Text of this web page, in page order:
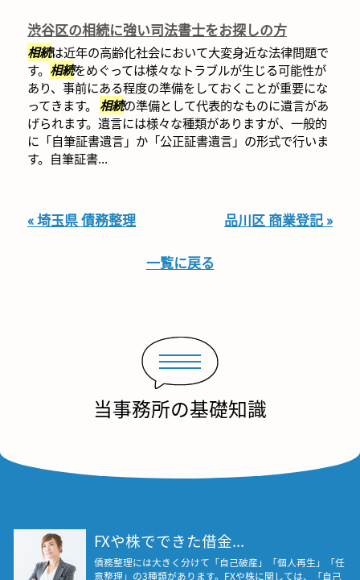
渋谷区の相続に強い司法書士をお探しの方
相続は近年の高齢化社会において大変身近な法律問題で
す。 相続をめぐっては様々なトラブルが生じる可能性が
あり、事前にある程度の準備をしておくことが重要にな
ってきます。 相続の準備として代表的なものに遺言があ
げられます。遺言には様々な種類がありますが、一般的
に「自筆証書遺言」か「公正証書遺言」の形式で行いま
す。自筆証書...
« 埼玉県 債務整理 品川区 商業登記 »
一覧に戻る
当事務所の基礎知識
FXや株でできた借金...
債務整理には大きく分けて「自己破産」「個人再生」「任
意整理」の3種類があります。FXや株に関しては、「自己